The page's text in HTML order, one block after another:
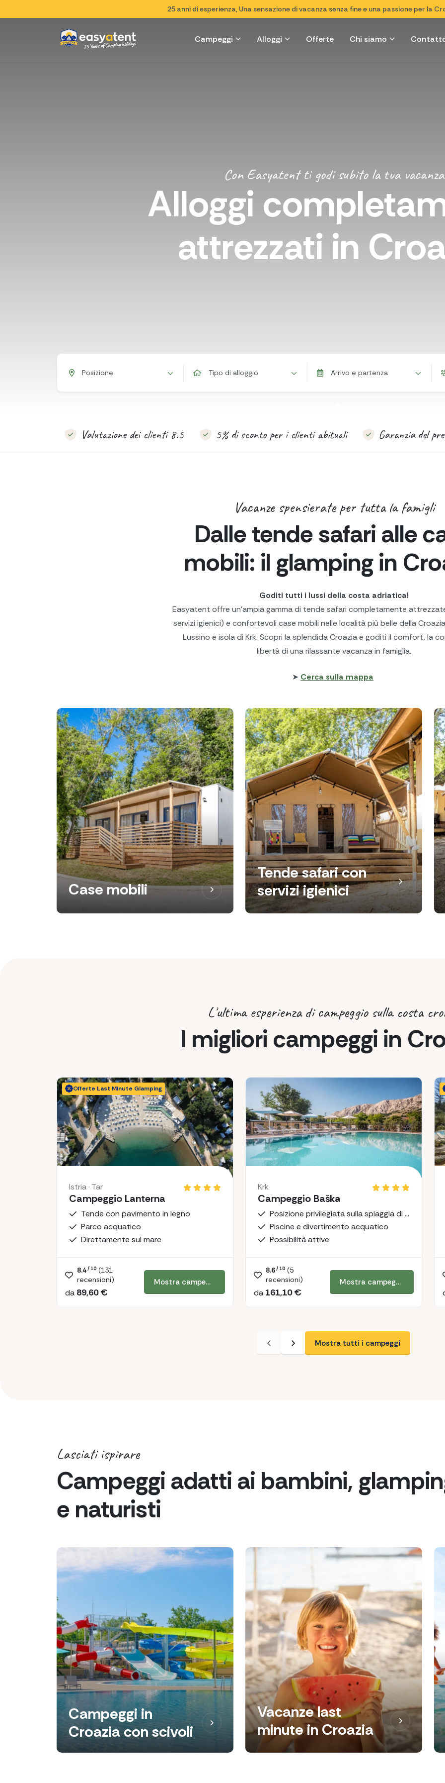
25 anni di esperienza, Una sensazione di vacanza senza fine e una passione per la
Campeggi Alloggi Offerte Chi siamo
Con Easyatent ti godi subito la tua vacanza
Alloggi
attrezzati in
Posizione Tipo di alloggio Arrivo e partenza
Valutazione dei clienti 8.5 5% di sconto per i clienti abituali Garanzia del
Vacanze spensierate per tutta la famigli
Dalle tende safari alle
mobili: il glamping in
Goditi tutti i lussi della costa adriatica!
Easyatent offre un'ampia gamma di tende safari completamente
servizi igienici) e confortevoli case mobili nelle località più belle della
Lussino e isola di Krk. Scopri la splendida Croazia e goditi il comfort, la
libertà di una rilassante vacanza in famiglia.
➤ Cerca sulla mappa
Case mobili
Tende safari con
servizi igienici
L'ultima esperienza di campeggio sulla costa
I migliori campeggi in
Offerte Last Minute Glamping
Istria · Tar
Campeggio Lanterna
Tende con pavimento in legno
Parco acquatico
Direttamente sul mare
8.4 / 10 (131
recensioni)
da 89,60 €
Mostra campeggio
Krk
Campeggio Baška
Posizione privilegiata sulla spiaggia di Vela Plaža
Piscine e divertimento acquatico
Possibilità attive
8.6 / 10 (5
recensioni)
da 161,10 €
Mostra campeggio
Mostra tutti i campeggi
Lasciati ispirare
Campeggi adatti ai bambini,
e naturisti
Campeggi in
Croazia con scivoli
Vacanze last
minute in Croazia